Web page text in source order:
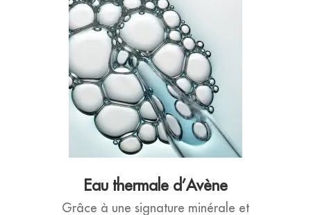
Eau thermale d’Avène
Grâce à une signature minérale et